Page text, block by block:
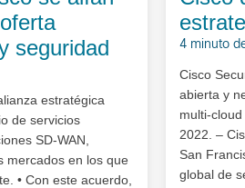
seguridad
estratégica
de servicios
SD-WAN,
mercados en los que
• Con este acuerdo,
4 minuto
Cisco
abierta y
multi-
2022. –
San
global de